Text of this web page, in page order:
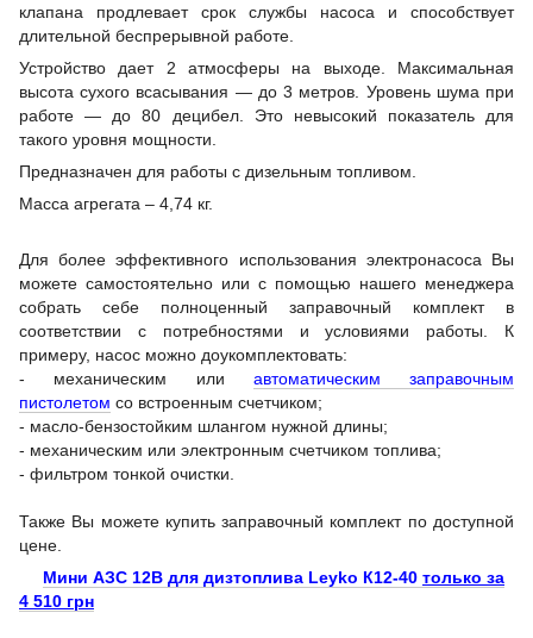
клапана продлевает срок службы насоса и способствует
длительной беспрерывной работе.
Устройство дает 2 атмосферы на выходе. Максимальная
высота сухого всасывания — до 3 метров. Уровень шума при
работе — до 80 децибел. Это невысокий показатель для
такого уровня мощности.
Предназначен для работы с дизельным топливом.
Масса агрегата – 4,74 кг.
Для более эффективного использования электронасоса Вы
можете самостоятельно или с помощью нашего менеджера
собрать себе полноценный заправочный комплект в
соответствии с потребностями и условиями работы. К
примеру, насос можно доукомплектовать:
- механическим или автоматическим заправочным
пистолетом со встроенным счетчиком;
- масло-бензостойким шлангом нужной длины;
- механическим или электронным счетчиком топлива;
- фильтром тонкой очистки.
Также Вы можете купить заправочный комплект по доступной
цене.
Мини АЗС 12В для дизтоплива Leyko К12-40 только за
4 510 грн